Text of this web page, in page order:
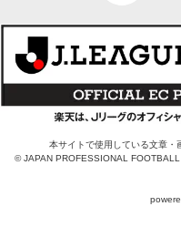
本サイトで使用している文章・
© JAPAN PROFESSIONAL